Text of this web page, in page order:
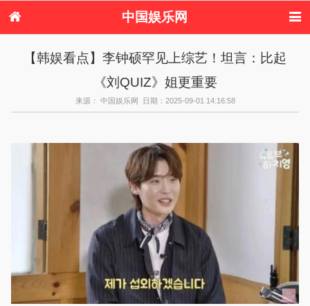
中国娱乐网
电视剧
演唱会 综艺节目
偶像活动
【韩娱看点】李钟硕罕见上综艺！坦言：比起
《刘QUIZ》姐更重要
来源： 中国娱乐网 日期：2025-09-01 14:16:58